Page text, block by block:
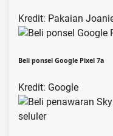
Kredit: Pakaian
Beli ponsel Google Pixel 7a
Kredit: Google